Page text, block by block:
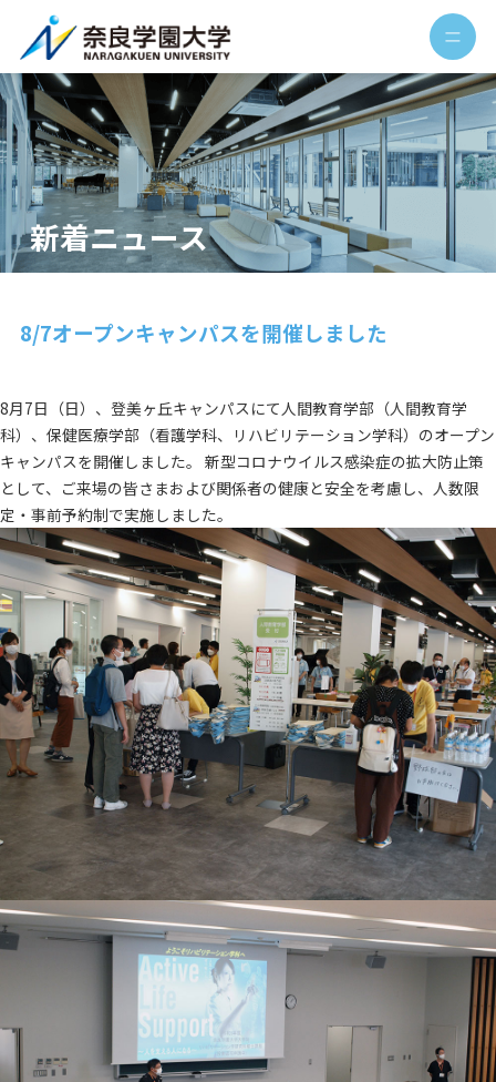
新着ニュース
8/7オープンキャンパスを開催しました
8月7日（日）、登美ヶ丘キャンパスにて人間教育学部（人間教育学
科）、保健医療学部（看護学科、リハビリテーション学科）のオープン
キャンパスを開催しました。 新型コロナウイルス感染症の拡大防止策
として、ご来場の皆さまおよび関係者の健康と安全を考慮し、人数限
定・事前予約制で実施しました。